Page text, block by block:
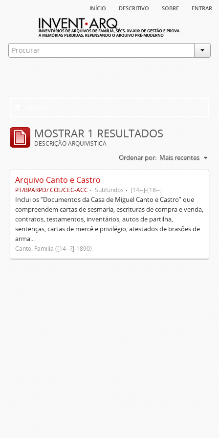
início descritivo sobre entrar
MOSTRAR 1 RESULTADOS
DESCRIÇÃO ARQUIVÍSTICA
Ordenar por: Mais recentes
Arquivo Canto e Castro
PT/BPARPD/ COL/CEC-ACC Subfundos [14--]-[18--]
Inclui os “Documentos da Casa de Miguel Canto e Castro” que
compreendem cartas de sesmaria, escrituras de compra e venda,
contratos, testamentos, inventários, autos de partilha,
sentenças, cartas de mercê e privilégio, atestados de brasões de
arma...
Canto. Família ([14--?]-1890)